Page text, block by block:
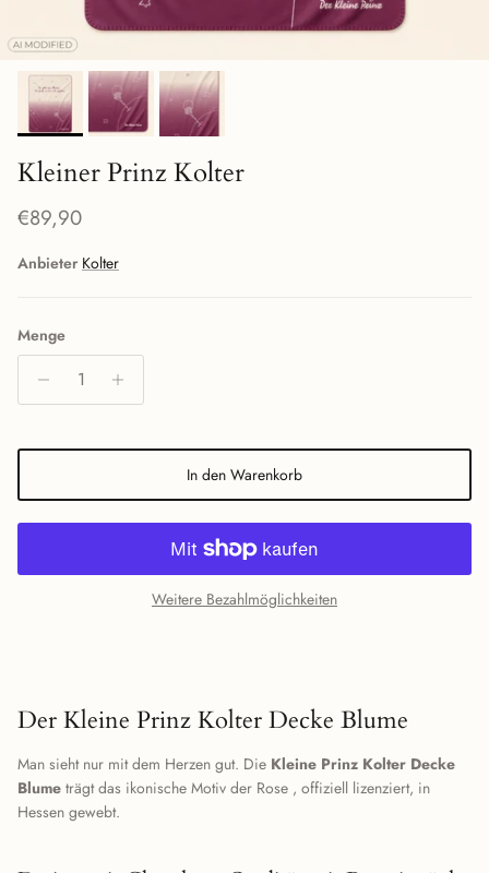
Kleiner Prinz Kolter
Normaler Preis
€89,90
Anbieter Kolter
Menge
In den Warenkorb
Weitere Bezahlmöglichkeiten
Der Kleine Prinz Kolter Decke Blume
Man sieht nur mit dem Herzen gut. Die Kleine Prinz Kolter Decke
Blume trägt das ikonische Motiv der Rose , offiziell lizenziert, in
Hessen gewebt.